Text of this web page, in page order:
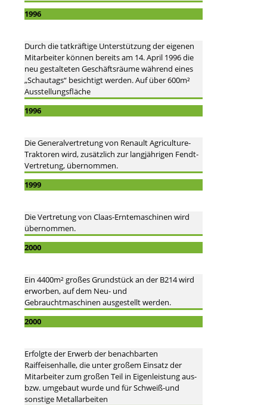
1996
Durch die tatkräftige Unterstützung der eigenen
Mitarbeiter können bereits am 14. April 1996 die
neu gestalteten Geschäftsräume während eines
„Schautags“ besichtigt werden. Auf über 600m²
Ausstellungsfläche
1996
Die Generalvertretung von Renault Agriculture-
Traktoren wird, zusätzlich zur langjährigen Fendt-
Vertretung, übernommen.
1999
Die Vertretung von Claas-Erntemaschinen wird
übernommen.
2000
Ein 4400m² großes Grundstück an der B214 wird
erworben, auf dem Neu- und
Gebrauchtmaschinen ausgestellt werden.
2000
Erfolgte der Erwerb der benachbarten
Raiffeisenhalle, die unter großem Einsatz der
Mitarbeiter zum großen Teil in Eigenleistung aus-
bzw. umgebaut wurde und für Schweiß-und
sonstige Metallarbeiten